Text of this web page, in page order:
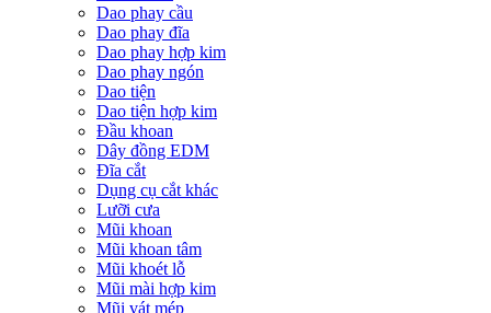
Dao phay cầu
Dao phay đĩa
Dao phay hợp kim
Dao phay ngón
Dao tiện
Dao tiện hợp kim
Đầu khoan
Dây đồng EDM
Đĩa cắt
Dụng cụ cắt khác
Lưỡi cưa
Mũi khoan
Mũi khoan tâm
Mũi khoét lỗ
Mũi mài hợp kim
Mũi vát mép